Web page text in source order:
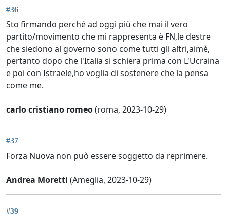
#36
Sto firmando perché ad oggi più che mai il vero
partito/movimento che mi rappresenta è FN,le destre
che siedono al governo sono come tutti gli altri,aimè,
pertanto dopo che l'Italia si schiera prima con L'Ucraina
e poi con Istraele,ho voglia di sostenere che la pensa
come me.
carlo cristiano romeo(roma, 2023-10-29)
#37
Forza Nuova non può essere soggetto da reprimere.
Andrea Moretti (Ameglia, 2023-10-29)
#39